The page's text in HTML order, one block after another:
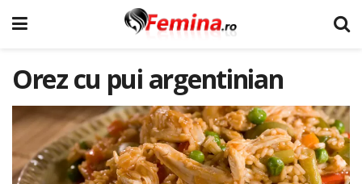
Orez cu pui argentinian